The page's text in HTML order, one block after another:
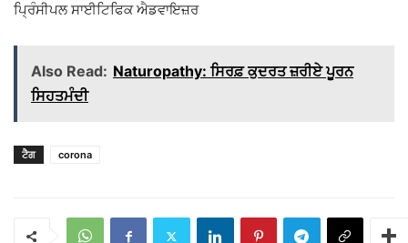
ਪ੍ਰਿੰਸੀਪਲ ਸਾਈਟਿਫਿਕ ਐਡਵਾਇਜ਼ਰ
Also Read: Naturopathy: ਸਿਰਫ਼ ਕੁਦਰਤ ਜ਼ਰੀਏ ਪੂਰਨ
ਸਿਹਤਮੰਦੀ
ਟੈਗ corona